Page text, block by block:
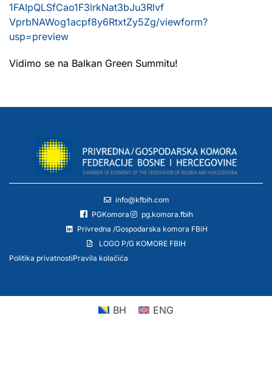
1FAIpQLSfCao1F3lrkNat3bJu3Rlvf
VprbNAWog1acpf8y6RtxtZy5Zg/viewform?
usp=preview
Vidimo se na Balkan Green Summitu!
info@kfbih.com
PGKomora
pg.komora.fbih
Privredna /Gospodarska komora FBiH
LOGO P/G KOMORE FBIH
Politika privatnostiPravila kolačića
BH ENG